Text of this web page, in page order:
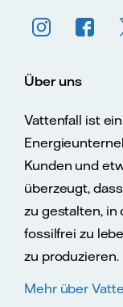
Über uns
Vattenfall ist
Kunden und
überzeugt,
zu gestalten, in
fossilfrei zu
zu produzieren.
Mehr über